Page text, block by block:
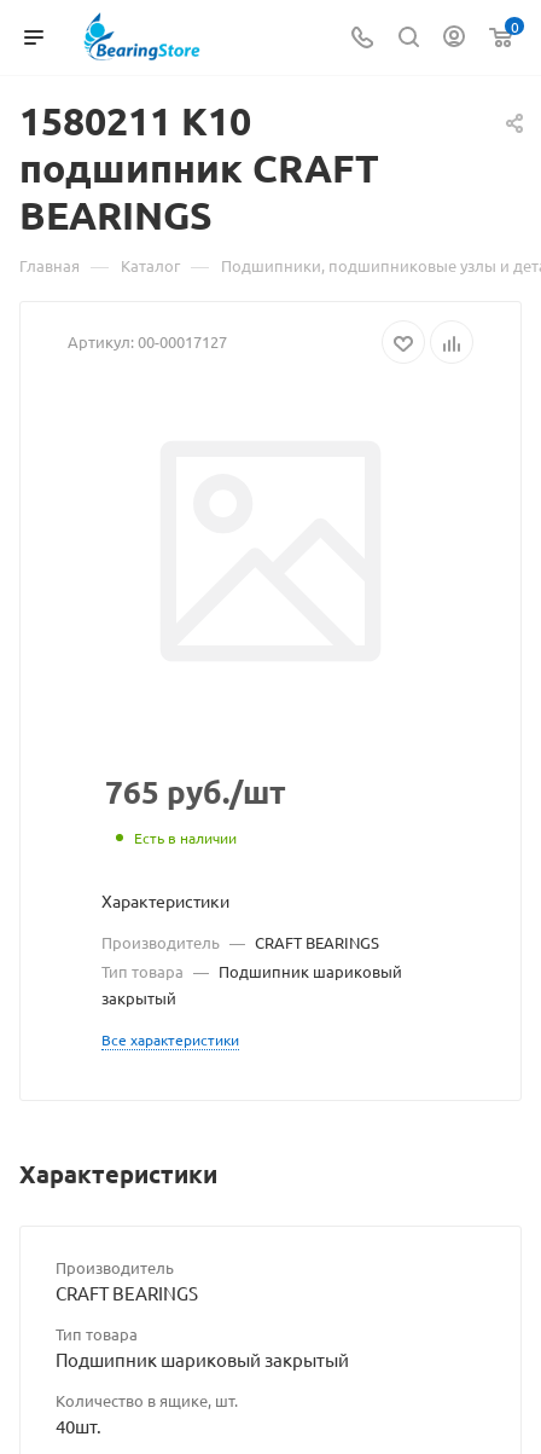
0
1580211 K10
подшипник CRAFT
товаре
K10
BEARINGS
Главная — Каталог — Подшипники, подшипниковые узлы и
Артикул:00-00017127
765 руб./шт
Есть в наличии
Характеристики
Производитель — CRAFT BEARINGS
Тип товара — Подшипник шариковый
закрытый
Все характеристики
Характеристики
Производитель
CRAFT BEARINGS
Тип товара
Подшипник шариковый закрытый
Количество в ящике, шт.
40шт.